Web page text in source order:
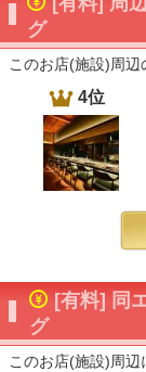
グ
このお店(施設)周辺
4位
[有料] 同
グ
このお店(施設)周